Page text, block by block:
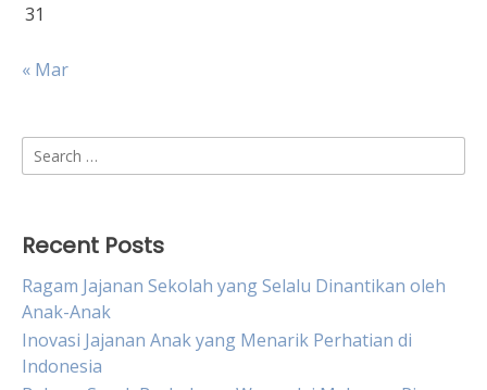
31
« Mar
Search
for:
Recent Posts
Ragam Jajanan Sekolah yang Selalu Dinantikan oleh
Anak-Anak
Inovasi Jajanan Anak yang Menarik Perhatian di
Indonesia